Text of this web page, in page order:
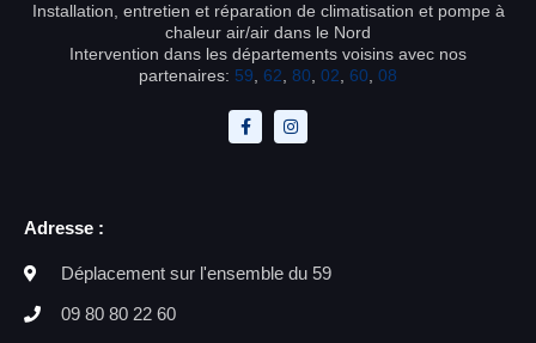
Installation, entretien et réparation de climatisation et pompe à
chaleur air/air dans le Nord
Intervention dans les départements voisins avec nos
partenaires: 59 62 80 02 60 08
Adresse :
Déplacement sur l'ensemble du 59
09 80 80 22 60